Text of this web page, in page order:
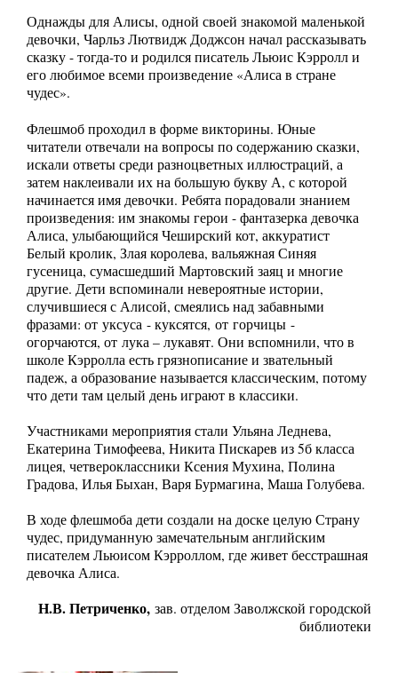
Однажды для Алисы, одной своей знакомой маленькой
девочки, Чарльз Лютвидж Доджсон начал рассказывать
сказку - тогда-то и родился писатель Льюис Кэрролл и
его любимое всеми произведение «Алиса в стране
чудес».
Флешмоб проходил в форме викторины. Юные
читатели отвечали на вопросы по содержанию сказки,
искали ответы среди разноцветных иллюстраций, а
затем наклеивали их на большую букву А, с которой
начинается имя девочки. Ребята порадовали знанием
произведения: им знакомы герои - фантазерка девочка
Алиса, улыбающийся Чеширский кот, аккуратист
Белый кролик, Злая королева, вальяжная Синяя
гусеница, сумасшедший Мартовский заяц и многие
другие. Дети вспоминали невероятные истории,
случившиеся с Алисой, смеялись над забавными
фразами: от уксуса - куксятся, от горчицы -
огорчаются, от лука – лукавят. Они вспомнили, что в
школе Кэрролла есть грязнописание и звательный
падеж, а образование называется классическим, потому
что дети там целый день играют в классики.
Участниками мероприятия стали Ульяна Леднева,
Екатерина Тимофеева, Никита Пискарев из 5б класса
лицея, четвероклассники Ксения Мухина, Полина
Градова, Илья Быхан, Варя Бурмагина, Маша Голубева.
В ходе флешмоба дети создали на доске целую Страну
чудес, придуманную замечательным английским
писателем Льюисом Кэрроллом, где живет бесстрашная
девочка Алиса.
Н.В. Петриченко, зав. отделом Заволжской городской
библиотеки